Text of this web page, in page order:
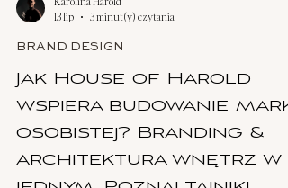
Karolina Harold
BRAND DESIGN
wspiera budowanie marki
osobistej? Branding &